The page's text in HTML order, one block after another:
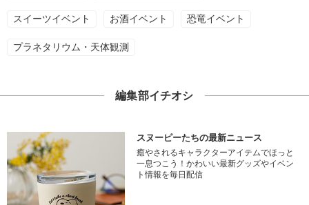
スイーツイベント お酒イベント 恐竜イベント
プラネタリウム・天体観測
編集部イチオシ
スヌーピーたちの最新ニュース
癒やされるキャラクターアイテムでほっと
一息つこう！かわいい最新グッズやイベン
ト情報を毎日配信